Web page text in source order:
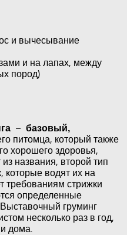
и вычесывание
и на лапах, между
пород)
– базовый,
питомца, который также
хорошего здоровья,
из названия, второй тип
которые водят их на
требованиям стрижки
определенные
Выставочный груминг
несколько раз в год,
дома.